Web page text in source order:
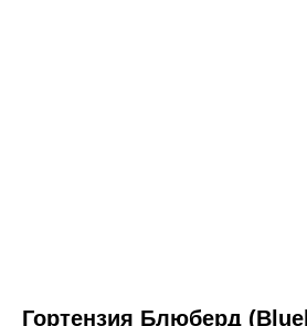
Гортензия Блюберд